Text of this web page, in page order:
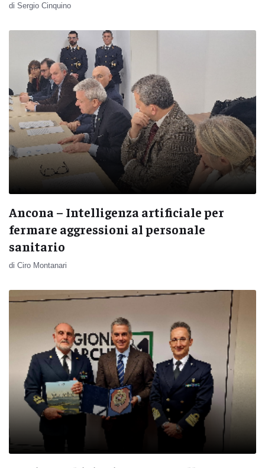
di Sergio Cinquino
Ancona – Intelligenza artificiale per
fermare aggressioni al personale
sanitario
di Ciro Montanari